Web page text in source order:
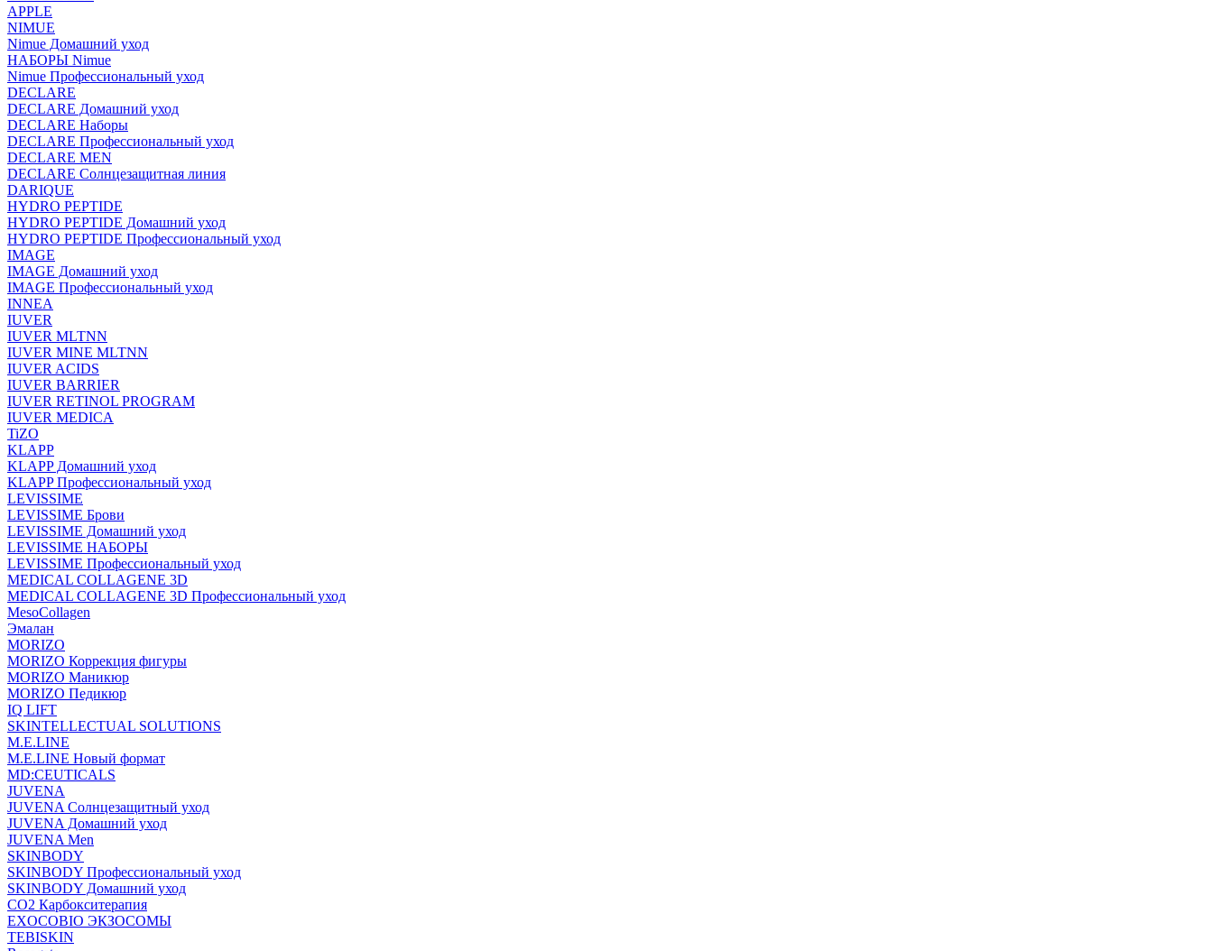
APPLE
NIMUE
Nimue Домашний уход
НАБОРЫ Nimue
Nimue Профессиональный уход
DECLARE
DECLARE Домашний уход
DECLARE Наборы
DECLARE Профессиональный уход
DECLARE MEN
DECLARE Солнцезащитная линия
DARIQUE
HYDRO PEPTIDE
HYDRO PEPTIDE Домашний уход
HYDRO PEPTIDE Профессиональный уход
IMAGE
IMAGE Домашний уход
IMAGE Профессиональный уход
INNEA
IUVER
IUVER MLTNN
IUVER MINE MLTNN
IUVER ACIDS
IUVER BARRIER
IUVER RETINOL PROGRAM
IUVER MEDICA
TiZO
KLAPP
KLAPP Домашний уход
KLAPP Профессиональный уход
LEVISSIME
LEVISSIME Брови
LEVISSIME Домашний уход
LEVISSIME НАБОРЫ
LEVISSIME Профессиональный уход
MEDICAL COLLAGENE 3D
MEDICAL COLLAGENE 3D Профессиональный уход
MesoCollagen
Эмалан
MORIZO
MORIZO Коррекция фигуры
MORIZO Маникюр
MORIZO Педикюр
IQ LIFT
SKINTELLECTUAL SOLUTIONS
M.E.LINE
M.E.LINE Новый формат
MD:CEUTICALS
JUVENA
JUVENA Солнцезащитный уход
JUVENA Домашний уход
JUVENA Men
SKINBODY
SKINBODY Профессиональный уход
SKINBODY Домашний уход
CO2 Карбокситерапия
EXOCOBIO ЭКЗОСОМЫ
TEBISKIN